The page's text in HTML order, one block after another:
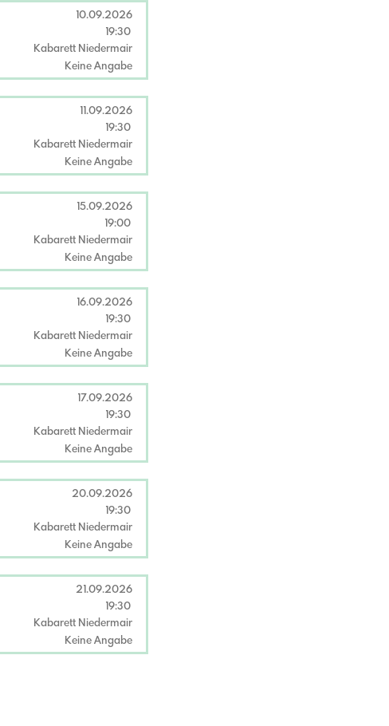
10.09.2026
19:30
Kabarett Niedermair
Keine Angabe
11.09.2026
19:30
Kabarett Niedermair
Keine Angabe
15.09.2026
19:00
Kabarett Niedermair
Keine Angabe
16.09.2026
19:30
Kabarett Niedermair
Keine Angabe
17.09.2026
19:30
Kabarett Niedermair
Keine Angabe
20.09.2026
19:30
Kabarett Niedermair
Keine Angabe
21.09.2026
19:30
Kabarett Niedermair
Keine Angabe